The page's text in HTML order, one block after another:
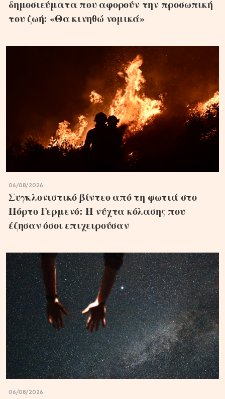
δημοσιεύματα που αφορούν την προσωπική
του ζωή: «Θα κινηθώ νομικά»
06/08/2026
Συγκλονιστικό βίντεο από τη φωτιά στο
Πόρτο Γερμενό: Η νύχτα κόλασης που
έζησαν όσοι επιχειρούσαν
06/08/2026